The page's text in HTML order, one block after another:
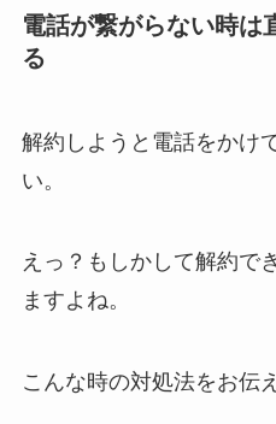
電話が繋がらない時は
る
解約しようと電話をかけ
い。
えっ？もしかして解約で
ますよね。
こんな時の対処法をお伝